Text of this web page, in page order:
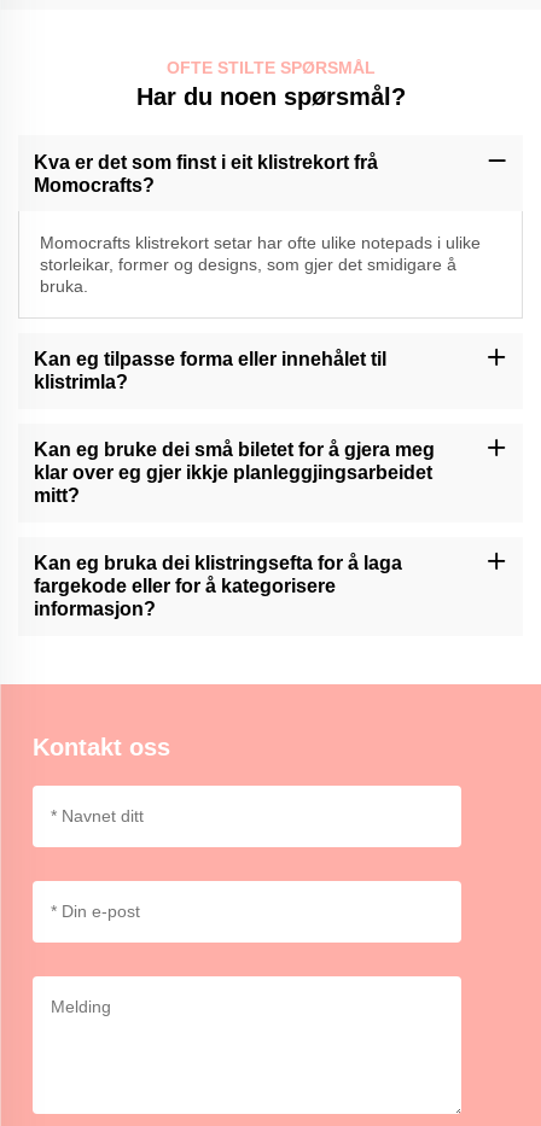
OFTE STILTE SPØRSMÅL
Har du noen spørsmål?
Kva er det som finst i eit klistrekort frå
Momocrafts?
Momocrafts klistrekort setar har ofte ulike notepads i ulike
storleikar, former og designs, som gjer det smidigare å
bruka.
Kan eg tilpasse forma eller innehålet til
klistrimla?
kundestøtten vår eller sjå på nettsida vår for tilgjengelege
tilpassingstjenester.
Kan eg bruke dei små biletet for å gjera meg
klar over eg gjer ikkje planleggjingsarbeidet
mitt?
dagbok eller organisere planleggjarar, slik at brukarane enkelt kan
leggja til og flytte notatar i sitt utlegg.
Kan eg bruka dei klistringsefta for å laga
fargekode eller for å kategorisere
informasjon?
lyse fram viktige detaljer på.
Kontakt oss